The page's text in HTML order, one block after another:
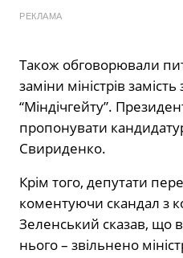
РЕКЛАМА
Також обговорювали
заміни міністрів
“Міндічгейту”.
пропонувати
Свириденко.
Крім того, депутати
коментуючи скандал з
Зеленський сказав, що
нього – звільнено